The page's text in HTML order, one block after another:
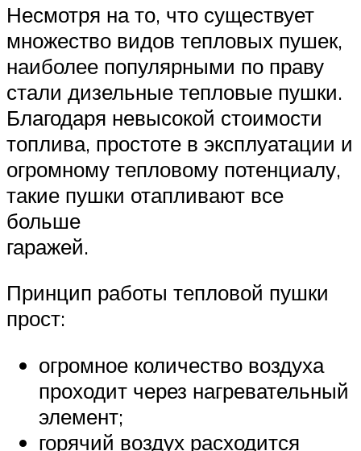
Несмотря на то, что существует
множество видов тепловых пушек,
наиболее популярными по праву
стали дизельные тепловые пушки.
Благодаря невысокой стоимости
топлива, простоте в эксплуатации и
огромному тепловому потенциалу,
такие пушки отапливают все
больше
Принцип работы тепловой пушки
прост:
огромное количество воздуха
проходит через нагревательный
элемент;
горячий воздух расходится